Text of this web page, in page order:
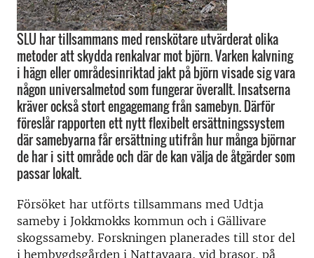
SLU har tillsammans med renskötare utvärderat olika
metoder att skydda renkalvar mot björn. Varken kalvning
i hägn eller områdesinriktad jakt på björn visade sig vara
någon universalmetod som fungerar överallt. Insatserna
kräver också stort engagemang från samebyn. Därför
föreslår rapporten ett nytt flexibelt ersättningssystem
där samebyarna får ersättning utifrån hur många björnar
de har i sitt område och där de kan välja de åtgärder som
passar lokalt.
Försöket har utförts tillsammans med Udtja
sameby i Jokkmokks kommun och i Gällivare
skogssameby. Forskningen planerades till stor del
i hembygdsgården i Nattavaara, vid brasor, på